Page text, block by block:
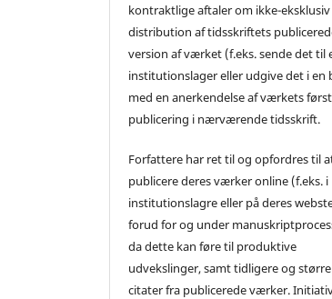
kontraktlige aftaler om ikke-eksklusiv
distribution af tidsskriftets
version af værket (f.eks. sende det til
institutionslager eller udgive det i en
med en anerkendelse af værkets
publicering i nærværende tidsskrift.
Forfattere har ret til og opfordres til
publicere deres værker online (f.eks. i
institutionslagre eller på deres
forud for og under
da dette kan føre til produktive
udvekslinger, samt tidligere og større
citater fra publicerede værker.